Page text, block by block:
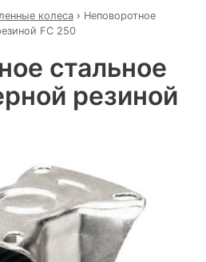
колеса› Неповоротное
FC 250
стальное
резиной